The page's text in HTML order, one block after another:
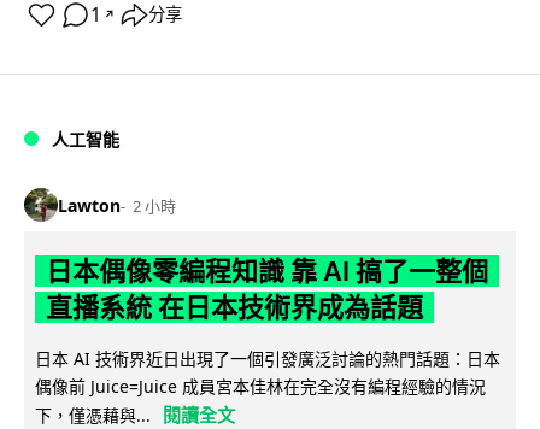
1 ↗ 分享
人工智能
Lawton 2 小時
日本偶像零編程知識 靠 AI 搞了一整個
直播系統 在日本技術界成為話題
日本 AI 技術界近日出現了一個引發廣泛討論的熱門話題：日本
偶像前 Juice=Juice 成員宮本佳林在完全沒有編程經驗的情況
下，僅憑藉與...
閱讀全文